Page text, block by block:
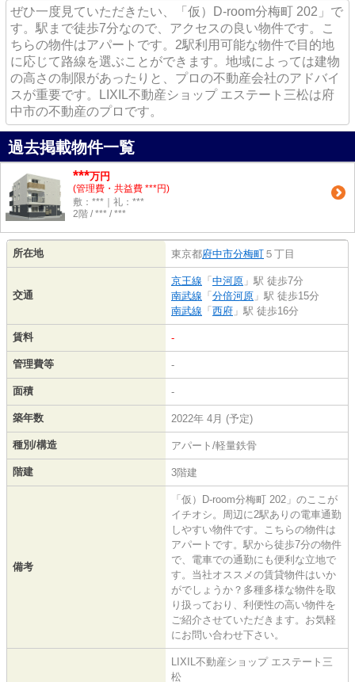
ぜひ一度見ていただきたい、「仮）D-room分梅町 202」で
す。駅まで徒歩7分なので、アクセスの良い物件です。こ
ちらの物件はアパートです。2駅利用可能な物件で目的地
に応じて路線を選ぶことができます。地域によっては建物
の高さの制限があったりと、プロの不動産会社のアドバイ
スが重要です。LIXIL不動産ショップ エステート三松は府
中市の不動産のプロです。
過去掲載物件一覧
***万円
(管理費・共益費 ***円)
敷：***｜礼：***
2階 / *** / ***
所在地 東京都府中市分梅町 ５丁目
交通
京王線 「 中河原 」駅 徒歩7分
南武線 「 分倍河原 」駅 徒歩15分
南武線 「 西府 」駅 徒歩16分
賃料 -
管理費等 -
面積 -
築年数 2022年 4月 (予定)
種別/構造 アパート/軽量鉄骨
階建 3階建
備考
「仮）D-room分梅町 202」のここが
イチオシ。周辺に2駅ありの電車通勤
しやすい物件です。こちらの物件は
アパートです。駅から徒歩7分の物件
で、電車での通勤にも便利な立地で
す。当社オススメの賃貸物件はいか
がでしょうか？多種多様な物件を取
り扱っており、利便性の高い物件を
ご紹介させていただきます。お気軽
にお問い合わせ下さい。
LIXIL不動産ショップ エステート三
松